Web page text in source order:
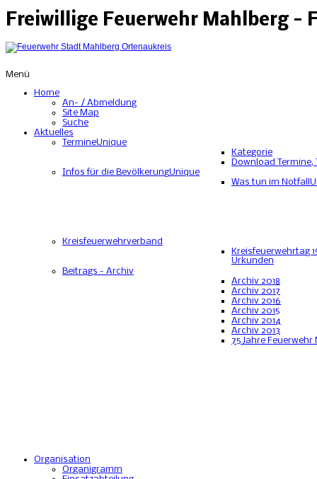
Freiwillige Feuerwehr Mahlberg -
Menü
Home
An- / Abmeldung
Site Map
Suche
Aktuelles
TermineUnique
Kategorie
Download Termine,
Infos für die BevölkerungUnique
Was tun im Notfall
Kreisfeuerwehrverband
Kreisfeuerwehrtag
Urkunden
Beitrags - Archiv
Archiv 2018
Archiv 2017
Archiv 2016
Archiv 2015
Archiv 2014
Archiv 2013
75 Jahre Feuerwehr
Organisation
Organigramm